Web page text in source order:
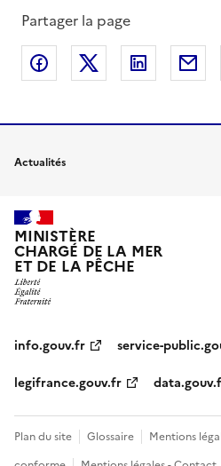
Partager la page
Partager sur Facebook
Partager sur X
Partager
Actualités
MINISTÈRE
CHARGÉ DE LA MER
ET DE LA PÊCHE
info.gouv.fr
service-
legifrance.gouv.fr
Plan du site Glossaire Mentions